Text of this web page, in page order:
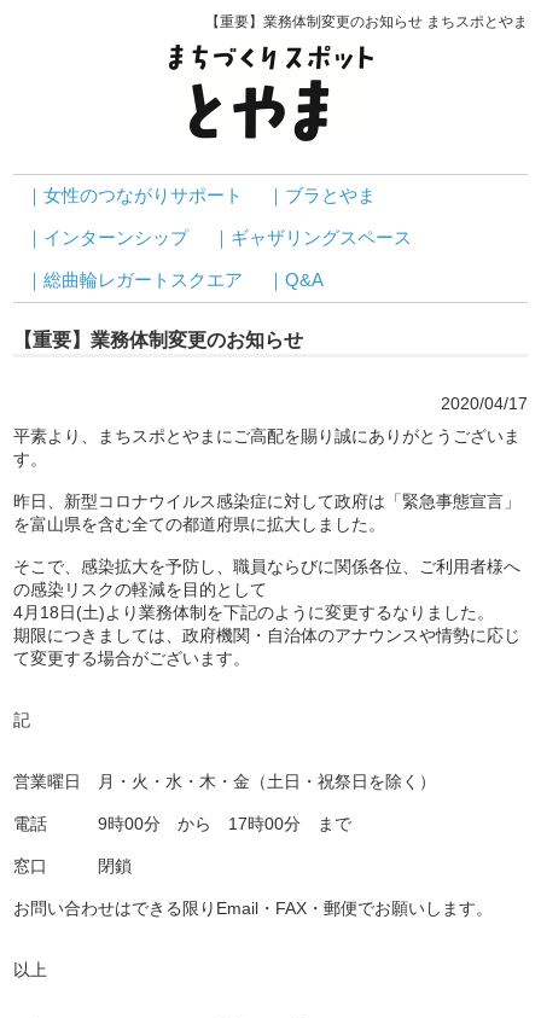
【重要】業務体制変更のお知らせ まちスポとやま
｜女性のつながりサポート ｜ブラとやま
｜インターンシップ ｜ギャザリングスペース
｜総曲輪レガートスクエア ｜Q&A
【重要】業務体制変更のお知らせ
2020/04/17
平素より、まちスポとやまにご高配を賜り誠にありがとうございま
す。
昨日、新型コロナウイルス感染症に対して政府は「緊急事態宣言」
を富山県を含む全ての都道府県に拡大しました。
そこで、感染拡大を予防し、職員ならびに関係各位、ご利用者様へ
の感染リスクの軽減を目的として
4月18日(土)より業務体制を下記のように変更するなりました。
期限につきましては、政府機関・自治体のアナウンスや情勢に応じ
て変更する場合がございます。
記
営業曜日 月・火・水・木・金（土日・祝祭日を除く）
電話 9時00分 から 17時00分 まで
窓口 閉鎖
お問い合わせはできる限りEmail・FAX・郵便でお願いします。
以上